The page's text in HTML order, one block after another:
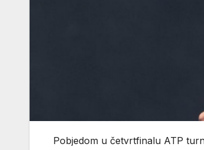
Pobjedom u četvrtfinalu ATP